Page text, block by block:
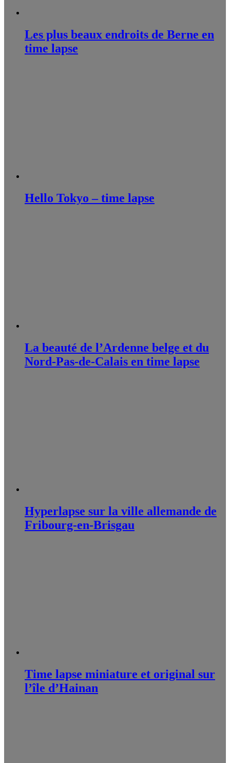
Les plus beaux endroits de Berne en
time lapse
Hello Tokyo – time lapse
La beauté de l’Ardenne belge et du
Nord-Pas-de-Calais en time lapse
Hyperlapse sur la ville allemande de
Fribourg-en-Brisgau
Time lapse miniature et original sur
l’île d’Hainan